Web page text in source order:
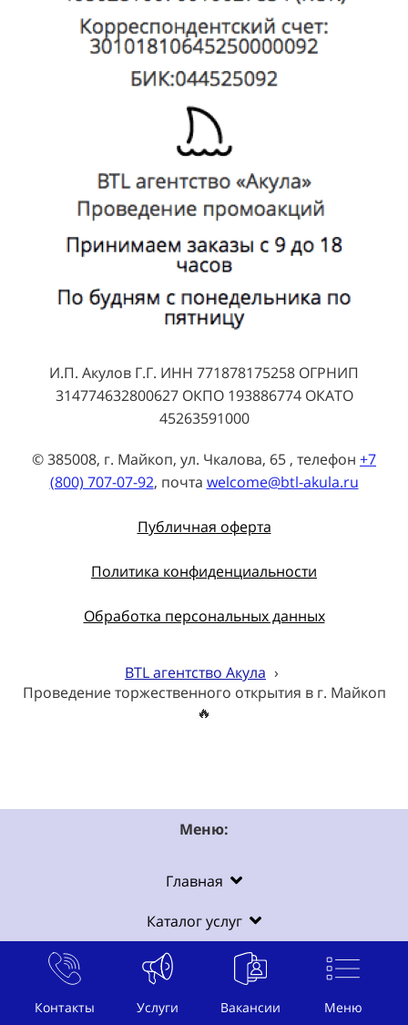
Контакты Услуги Вакансии Меню
И.П. Акулов Г.Г. ИНН 771878175258 ОГРНИП
314774632800627 ОКПО 193886774 ОКАТО
45263591000
© 385008, г. Майкоп, ул. Чкалова, 65 , телефон +7
(800) 707-07-92, почта welcome@btl-akula.ru
Публичная оферта
Политика конфиденциальности
Обработка персональных данных
BTL агентство Акула ›
Проведение торжественного открытия в г. Майкоп
🔥
Меню:
Главная
Каталог услуг
О нас